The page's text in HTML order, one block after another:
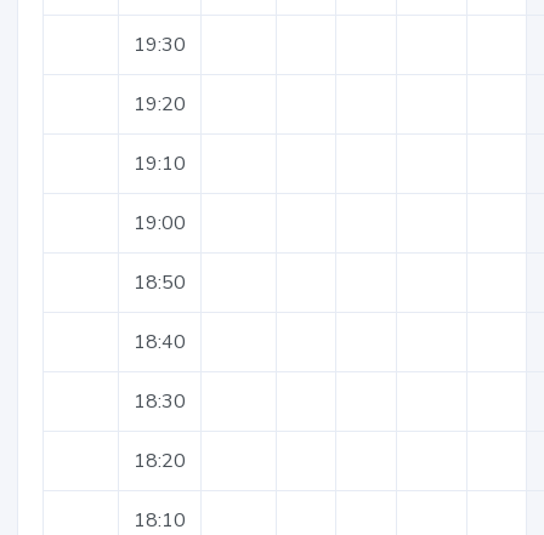
19:30
19:20
19:10
19:00
18:50
18:40
18:30
18:20
18:10